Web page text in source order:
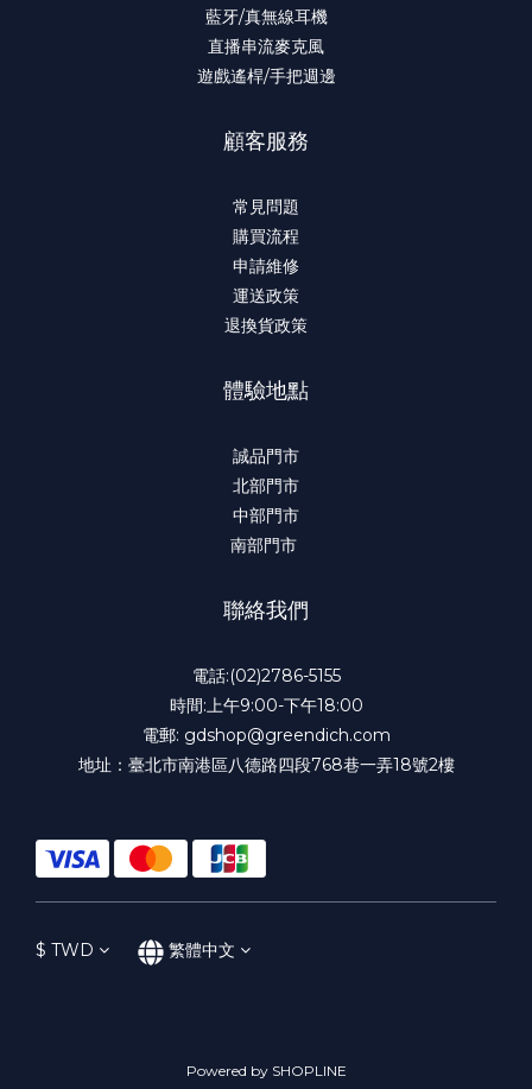
藍牙/真無線耳機
直播串流麥克風
遊戲遙桿/手把週邊
顧客服務
常見問題
購買流程
申請維修
運送政策
退換貨政策
體驗地點
誠品門市
北部門市
中部門市
南部門市
聯絡我們
電話:(02)2786-5155
時間:上午9:00-下午18:00
電郵: gdshop@greendich.com
地址：臺北市南港區八德路四段768巷一弄18號2樓
$ TWD 繁體中文
Powered by SHOPLINE